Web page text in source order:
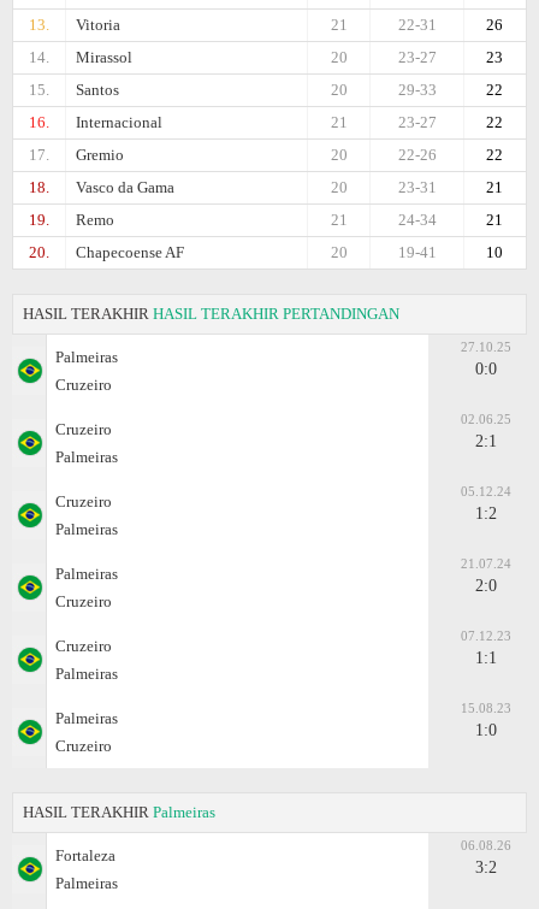
13.
Vitoria 26
22-31
21
14.
Mirassol 23
23-27
20
15.
Santos 22
29-33
20
16.
Internacional 22
23-27
21
17.
Gremio 22
22-26
20
18.
Vasco da Gama 21
23-31
20
19.
Remo 21
24-34
21
20.
Chapecoense AF 10
19-41
20
HASIL TERAKHIR HASIL TERAKHIR PERTANDINGAN
Palmeiras
Cruzeiro
27.10.25
0:0
Cruzeiro
Palmeiras
02.06.25
2:1
Cruzeiro
Palmeiras
05.12.24
1:2
Palmeiras
Cruzeiro
21.07.24
2:0
Cruzeiro
Palmeiras
07.12.23
1:1
Palmeiras
Cruzeiro
15.08.23
1:0
HASIL TERAKHIR Palmeiras
Fortaleza
Palmeiras
06.08.26
3:2